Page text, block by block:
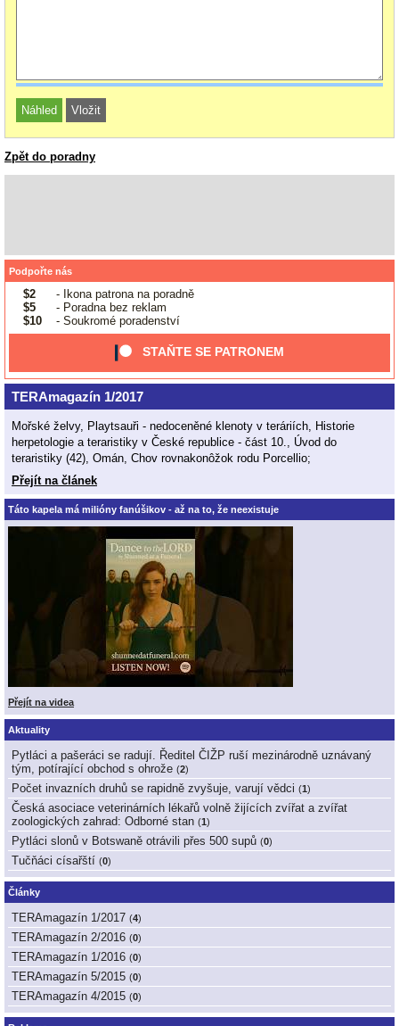
Zpět do poradny
Podpořte nás
$2
- Ikona patrona na poradně
$5
- Poradna bez reklam
$10
- Soukromé poradenství
STAŇTE SE PATRONEM
TERAmagazín 1/2017
Mořské želvy, Playtsauři - nedoceněné klenoty v teráriích, Historie
herpetologie a teraristiky v České republice - část 10., Úvod do
teraristiky (42), Omán, Chov rovnakonôžok rodu Porcellio;
Přejít na článek
Táto kapela má milióny fanúšikov - až na to, že neexistuje
Přejít na videa
Aktuality
Pytláci a pašeráci se radují. Ředitel ČIŽP ruší mezinárodně uznávaný
tým, potírající obchod s ohrože (2)
Počet invazních druhů se rapidně zvyšuje, varují vědci (1 )
Česká asociace veterinárních lékařů volně žijících zvířat a zvířat
zoologických zahrad: Odborné stan (1 )
Pytláci slonů v Botswaně otrávili přes 500 supů (0)
Tučňáci císařští (0)
Články
TERAmagazín 1/2017 (4)
TERAmagazín 2/2016 (0)
TERAmagazín 1/2016 (0)
TERAmagazín 5/2015 (0)
TERAmagazín 4/2015 (0)